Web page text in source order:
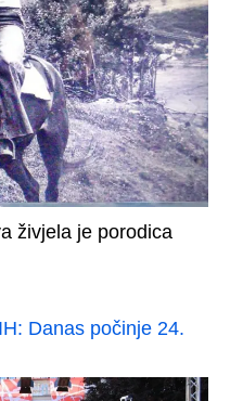
živjela je porodica
Danas počinje 24.